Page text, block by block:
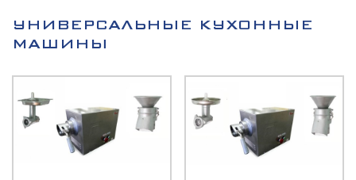
УНИВЕРСАЛЬНЫЕ КУХОННЫЕ
МАШИНЫ